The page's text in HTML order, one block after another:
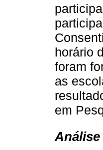
horário
foram
as
em